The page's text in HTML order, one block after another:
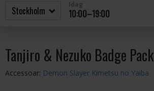
10:00–19:00
Tanjiro & Nezuko Badge Pack
Accessoar: Demon Slayer Kimetsu no Yaiba